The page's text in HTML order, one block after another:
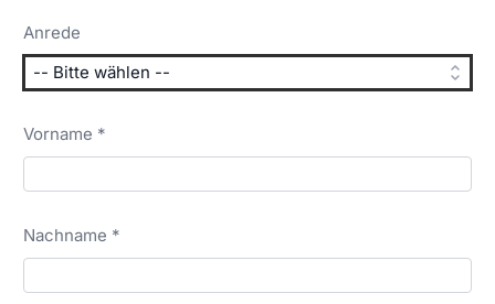
Anrede
Vorname *
Nachname *